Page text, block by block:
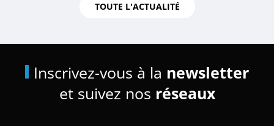
TOUTE L'ACTUALITÉ
Inscrivez-vous à la newsletter
et suivez nos réseaux